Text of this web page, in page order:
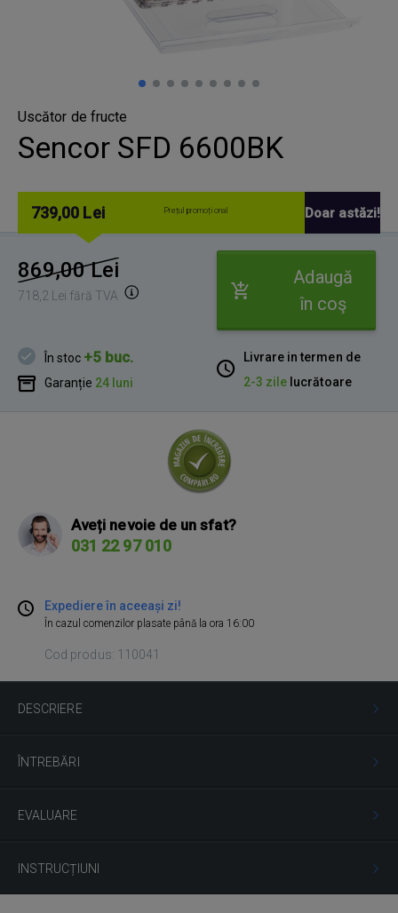
Uscător de fructe
Sencor SFD 6600BK
739,00 Lei Prețul promoțional Doar astăzi!
869,00 Lei
718,2 Lei fără TVA
Adaugă
în coş
În stoc +5 buc.
Garanție 24 luni
Livrare in termen de
2-3 zile lucrătoare
Aveți nevoie de un sfat?
031 22 97 010
Expediere în aceeași zi!
În cazul comenzilor plasate până la ora 16:00
Cod produs: 110041
DESCRIERE
ÎNTREBĂRI
EVALUARE
INSTRUCȚIUNI